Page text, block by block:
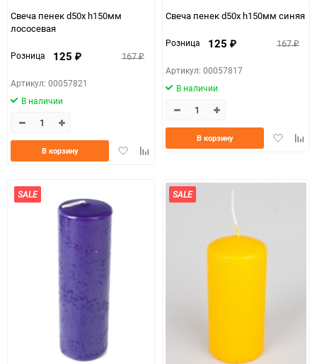
Свеча пенек d50х h150мм
лососевая
Розница 125 ₽ 167₽
Артикул: 00057821
В наличии
ДобавитьДобавить
В корзину
Свеча пенек d50х h150мм синяя
Розница 125 ₽ 167₽
Артикул: 00057817
В наличии
Добавить
В корзину
SALE SALE